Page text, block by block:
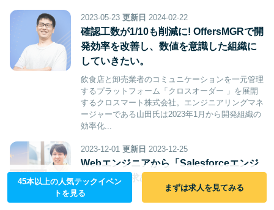
45本以上の人気テックイベン
トを見る
まずは求人を見てみる
2023-05-23 更新日 2024-02-22
確認工数が1/10も削減に! OffersMGRで開
発効率を改善し、数値を意識した組織に
していきたい。
飲食店と卸売業者のコミュニケーションを一元管理
するプラットフォーム「クロスオーダー 」を展開
するクロスマート株式会社。エンジニアリングマネ
ージャーである山田氏は2023年1月から開発組織の
効率化...
2023-12-01 更新日 2023-12-25
Webエンジニアから「Salesforceエンジ
ニア」へ。求められるスキルと理想の人
物像とは